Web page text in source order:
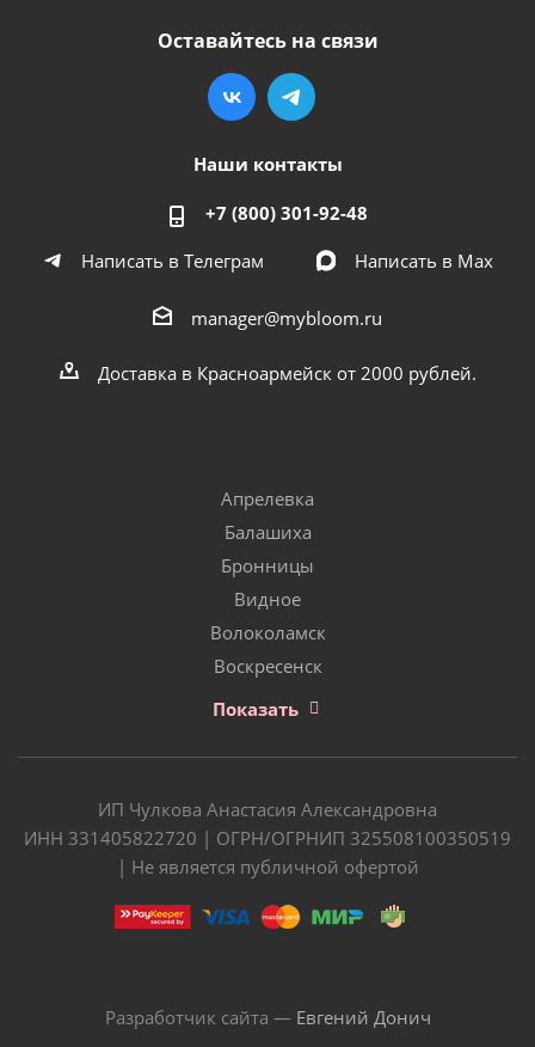
Оставайтесь на связи
Наши контакты
+7 (800) 301-92-48
Написать в Телеграм
Написать в Мах
manager@mybloom.ru
Доставка в Красноармейск от 2000 рублей.
Апрелевка
Балашиха
Бронницы
Видное
Волоколамск
Воскресенск
Показать
ИП Чулкова Анастасия Александровна
ИНН 331405822720 | ОГРН/ОГРНИП 325508100350519
| Не является публичной офертой
Разработчик сайта — Евгений Донич